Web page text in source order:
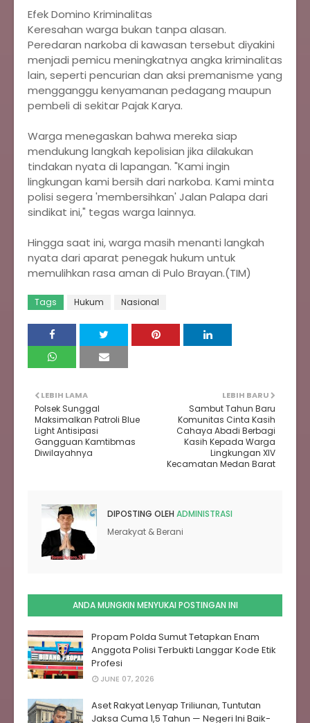
Efek Domino Kriminalitas
Keresahan warga bukan tanpa alasan.
Peredaran narkoba di kawasan tersebut diyakini
menjadi pemicu meningkatnya angka kriminalitas
lain, seperti pencurian dan aksi premanisme yang
mengganggu kenyamanan pedagang maupun
pembeli di sekitar Pajak Karya.
Warga menegaskan bahwa mereka siap
mendukung langkah kepolisian jika dilakukan
tindakan nyata di lapangan. "Kami ingin
lingkungan kami bersih dari narkoba. Kami minta
polisi segera 'membersihkan' Jalan Palapa dari
sindikat ini," tegas warga lainnya.
Hingga saat ini, warga masih menanti langkah
nyata dari aparat penegak hukum untuk
memulihkan rasa aman di Pulo Brayan.(TIM)
Tags Hukum Nasional
LEBIH BARU
Sambut Tahun Baru
Komunitas Cinta Kasih
Cahaya Abadi Berbagi
Kasih Kepada Warga
Lingkungan XIV
Kecamatan Medan Barat
LEBIH LAMA
Polsek Sunggal
Maksimalkan Patroli Blue
Light Antisipasi
Gangguan Kamtibmas
Diwilayahnya
DIPOSTING OLEH ADMINISTRASI
Merakyat & Berani
ANDA MUNGKIN MENYUKAI POSTINGAN INI
Propam Polda Sumut Tetapkan Enam
Anggota Polisi Terbukti Langgar Kode Etik
Profesi
JUNE 07, 2026
Aset Rakyat Lenyap Triliunan, Tuntutan
Jaksa Cuma 1,5 Tahun — Negeri Ini Baik-